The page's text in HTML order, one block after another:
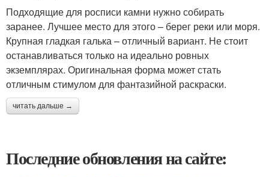
Подходящие для росписи камни нужно собирать
заранее. Лучшее место для этого – берег реки или моря.
Крупная гладкая галька – отличный вариант. Не стоит
останавливаться только на идеально ровных
экземплярах. Оригинальная форма может стать
отличным стимулом для фантазийной раскраски.
читать дальше →
Последние обновления на сайте: